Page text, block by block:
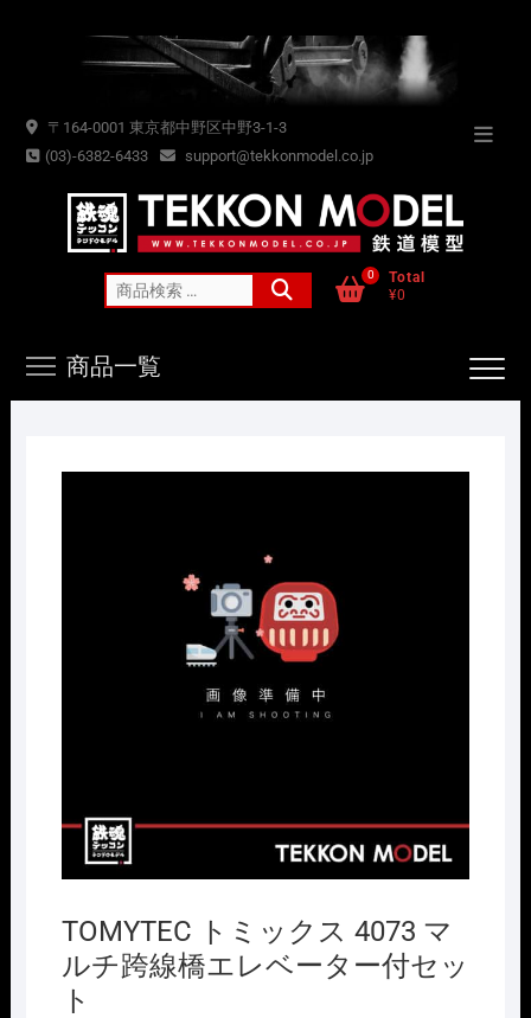
〒164-0001 東京都中野区中野3-1-3
(03)-6382-6433
support@tekkonmodel.co.jp
索
0
Total
¥0
商品一覧
TOMYTEC トミックス 4073 マ
ルチ跨線橋エレベーター付セッ
ト